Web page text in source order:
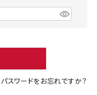
person 新規会員登録
パスワードをお忘れですか？